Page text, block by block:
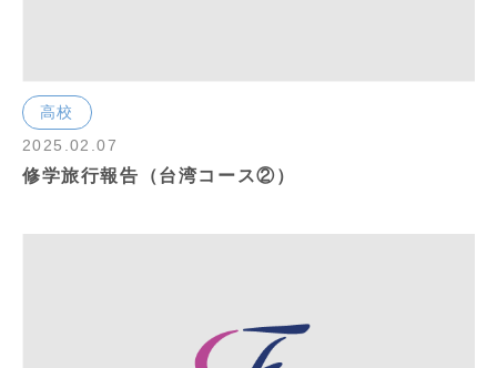
高校
2025.02.07
修学旅行報告（台湾コース②）